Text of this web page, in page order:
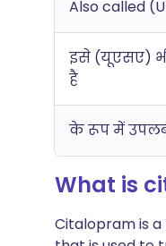
Also called
इसे (यूएसए)
है
के रूप में
What is
Citalopram is